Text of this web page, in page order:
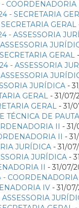
COORDENADORIA
- SECRETARIA
GERAL
- ASSESSORIA
GERAL
- ASSESSORIA
JURÍDICA -
GERAL - 31/07/
GERAL - 31/
TÉCNICA DE
II -
II -
JURÍDICA - 31/
JURÍDICA -
II - 31/07/
COORDENADORIA
IV - 31/